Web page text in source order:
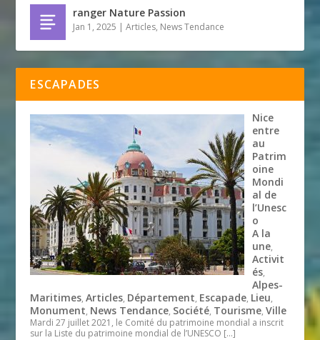
ranger Nature Passion
Jan 1, 2025 |Articles, News Tendance
ESCAPADES
Nice
entre
au
Patrim
oine
Mondi
al de
l’Unesc
o
A la
une,
Activit
és,
Alpes-
Maritimes,Articles, Département, Escapade, Lieu,
Monument, News Tendance, Société, Tourisme,Ville
Mardi 27 juillet 2021, le Comité du patrimoine mondial a inscrit
sur la Liste du patrimoine mondial de l’UNESCO […]